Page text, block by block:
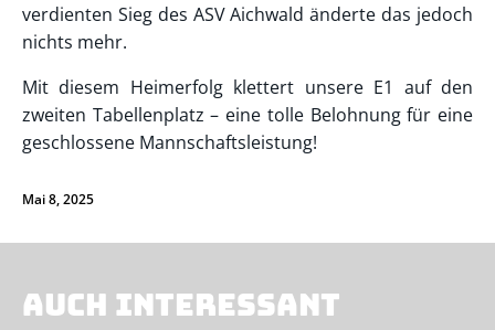
verdienten Sieg des ASV Aichwald änderte das jedoch
nichts mehr.
Mit diesem Heimerfolg klettert unsere E1 auf den
zweiten Tabellenplatz – eine tolle Belohnung für eine
geschlossene Mannschaftsleistung!
Mai 8, 2025
AUCH INTERESSANT